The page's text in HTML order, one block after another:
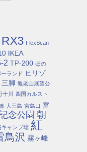
FlexScan
IKEA
2 TP-200 ほの
ランド ヒリゾ
三脚 亀老山展望公
十川
四国カルスト
大三島 宮島口 富
念公園 朝
キャンプ場 紅
鳥沢 霧ヶ峰